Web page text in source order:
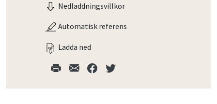
Nedladdningsvillkor
Automatisk referens
Ladda ned